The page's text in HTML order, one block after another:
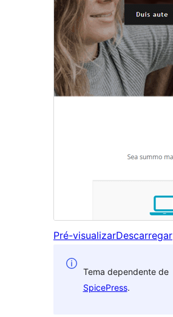
Pré-visualizarDescarregar
Tema dependente de
SpicePress.